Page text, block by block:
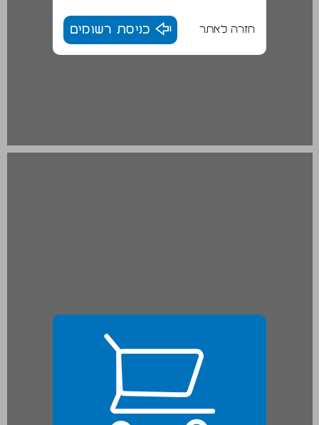
חזרה לאתר כניסת רשומים
פרק 2 - מרחב הסתברות ... 21